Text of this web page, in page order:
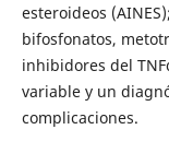
esteroideos
bifosfonatos,
inhibidores del
variable y un
complicaciones.